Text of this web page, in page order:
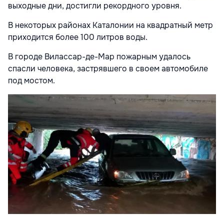
выходные дни, достигли рекордного уровня.
В некоторых районах Каталонии на квадратный метр
приходится более 100 литров воды.
В городе Вилассар-де-Мар пожарным удалось
спасли человека, застрявшего в своем автомобиле
под мостом.